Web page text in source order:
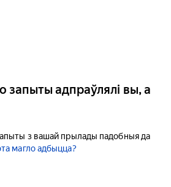
запыты адпраўлялі вы, а
з вашай прылады падобныя да
магло адбыцца?